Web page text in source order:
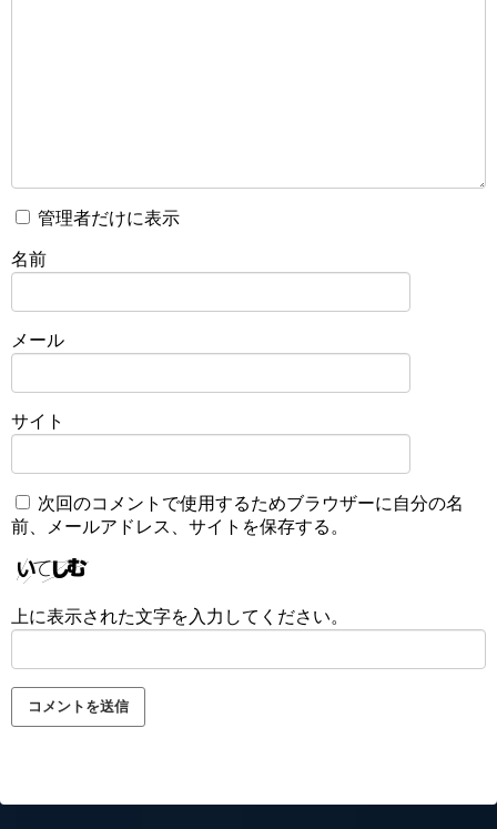
管理者だけに表示
名前
メール
サイト
次回のコメントで使用するためブラウザーに自分の名
前、メールアドレス、サイトを保存する。
上に表示された文字を入力してください。